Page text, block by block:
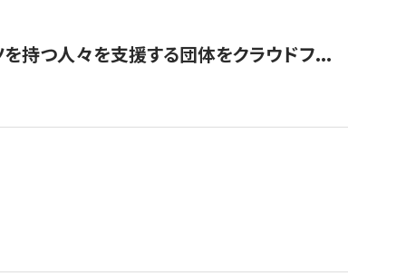
持つ人々を支援する団体をクラウドフ...